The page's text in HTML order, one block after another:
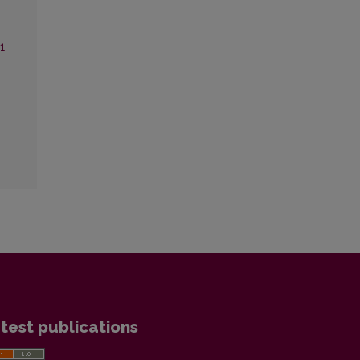
publications